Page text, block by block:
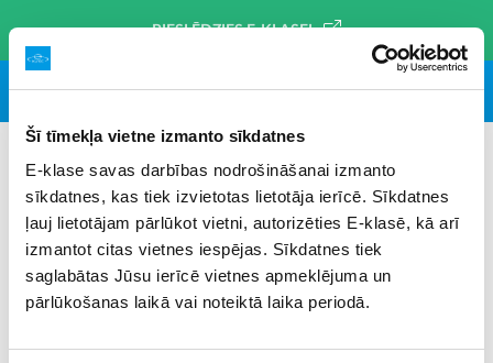
Šī tīmekļa vietne izmanto sīkdatnes
E-klase savas darbības nodrošināšanai izmanto
sīkdatnes, kas tiek izvietotas lietotāja ierīcē. Sīkdatnes
ļauj lietotājam pārlūkot vietni, autorizēties E-klasē, kā arī
izmantot citas vietnes iespējas. Sīkdatnes tiek
saglabātas Jūsu ierīcē vietnes apmeklējuma un
pārlūkošanas laikā vai noteiktā laika periodā.
PIESLĒDZIES E-KLASEI
#reģioni